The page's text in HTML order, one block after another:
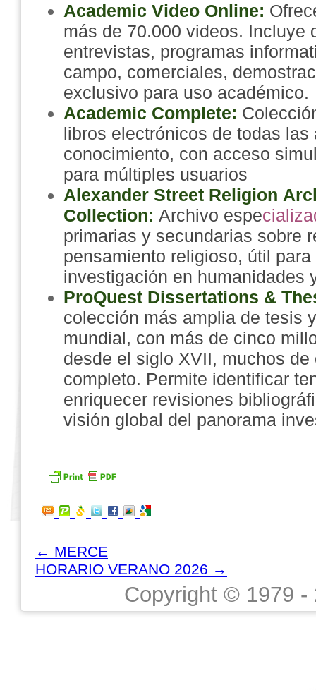
Academic Video Online:
más de 70.000 videos. Incluye
entrevistas, programas
campo, comerciales,
exclusivo para uso académico.
Academic Complete:
libros electrónicos de todas las
conocimiento, con acceso
para múltiples usuarios
Alexander Street Religion
Collection: Archivo espe
primarias y secundarias sobre
pensamiento religioso, útil
investigación en humanidades
ProQuest Dissertations &
colección más amplia de tesis
mundial, con más de cinco
desde el siglo XVII, muchos de
completo. Permite identificar
enriquecer revisiones
visión global del panorama
← MERCE
HORARIO VERANO 2026 →
Copyright © 1979 -